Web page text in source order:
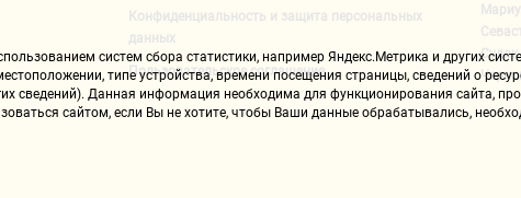
Конфиденциальность и защита персональных
данных
Пользовательское соглашение
Судак
систем сбора статистики, например Яндекс.Метрика и других
типе устройства, времени посещения страницы, сведений о
сведений). Данная информация необходима для функционирования сайта,
сайтом, если Вы не хотите, чтобы Ваши данные обрабатывались,